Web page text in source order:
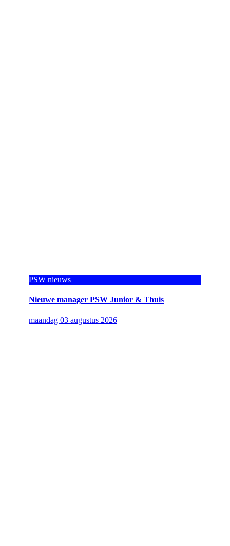
PSW nieuws
Nieuwe manager PSW Junior & Thuis
maandag 03 augustus 2026